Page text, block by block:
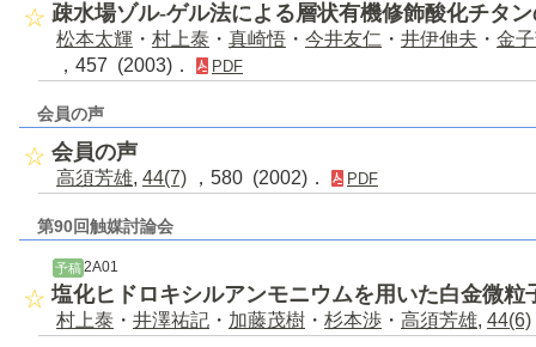
疎水場ゾル-ゲル法による層状有機修飾酸化チタ
松本太輝 ・ 村上泰 ・ 真崎悟 ・ 今井友仁 ・ 井伊伸夫 ・ 金
，457 (2003)．
PDF
会員の声
会員の声
高須芳雄, 44(7) ，580 (2002)． PDF
第90回触媒討論会
予稿 2A01
塩化ヒドロキシルアンモニウムを用いた白金微粒
村上泰 ・ 井澤祐記 ・ 加藤茂樹 ・ 杉本渉 ・ 高須芳雄, 44(6)